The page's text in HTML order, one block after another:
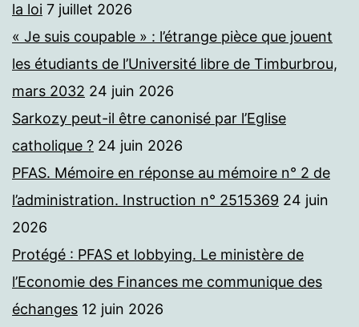
la loi 7 juillet 2026
« Je suis coupable » : l’étrange pièce que jouent
les étudiants de l’Université libre de Timburbrou,
mars 2032 24 juin 2026
Sarkozy peut-il être canonisé par l’Eglise
catholique ? 24 juin 2026
PFAS. Mémoire en réponse au mémoire n° 2 de
l’administration. Instruction n° 2515369 24 juin
2026
Protégé : PFAS et lobbying. Le ministère de
l’Economie des Finances me communique des
échanges 12 juin 2026